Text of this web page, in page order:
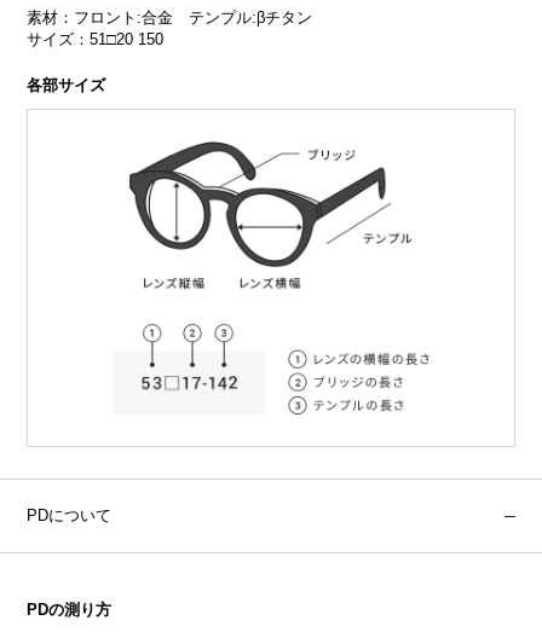
素材：フロント:合金 テンプル:βチタン
サイズ：51□20 150
各部サイズ
PDについて
PDの測り方